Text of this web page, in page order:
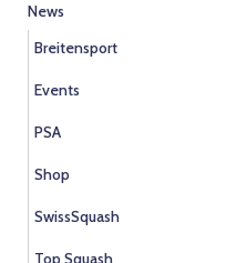
News
Breitensport
Events
PSA
Shop
SwissSquash
Top Squash